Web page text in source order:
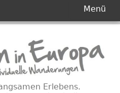
Erlebens.
Menü